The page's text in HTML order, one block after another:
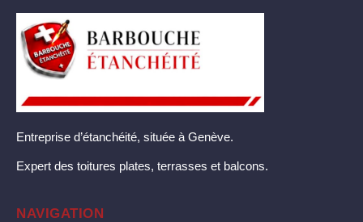
Entreprise d’étanchéité, située à Genève.
Expert des toitures plates, terrasses et balcons.
NAVIGATION